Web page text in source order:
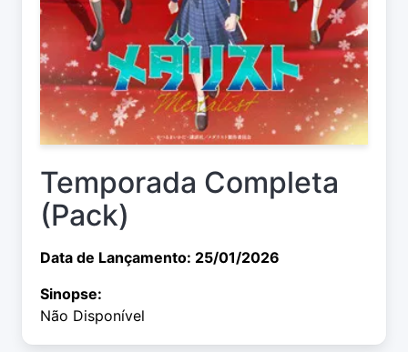
Temporada Completa
(Pack)
Data de Lançamento: 25/01/2026
Sinopse:
Não Disponível